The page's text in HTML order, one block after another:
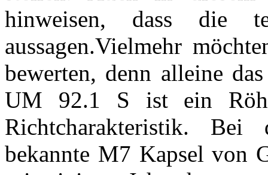
hinweisen, dass die
aussagen.Vielmehr
bewerten, denn alleine
UM 92.1 S ist ein
Richtcharakteristik.
bekannte M7 Kapsel von